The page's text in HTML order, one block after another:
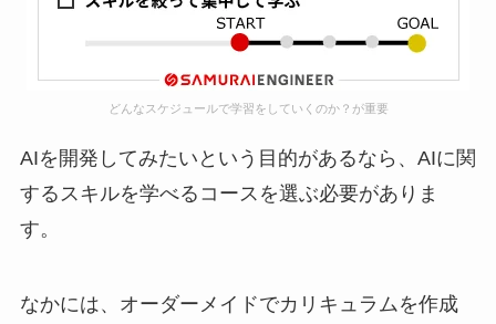
どんなスケジュールで学習をしていくのか？が重要
AIを開発してみたいという目的があるなら、AIに関
するスキルを学べるコースを選ぶ必要がありま
す。
なかには、オーダーメイドでカリキュラムを作成